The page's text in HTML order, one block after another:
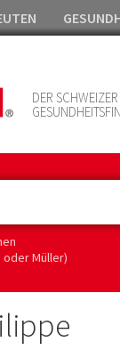
DER SCHWEIZER
oder Müller)